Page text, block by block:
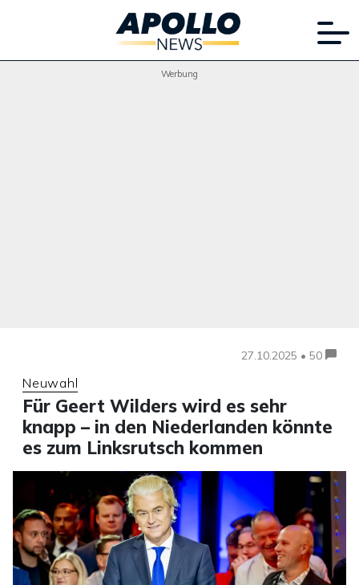
Werbung
27.10.2025 • 50
Neuwahl
Für Geert Wilders wird es sehr
knapp – in den Niederlanden könnte
es zum Linksrutsch kommen